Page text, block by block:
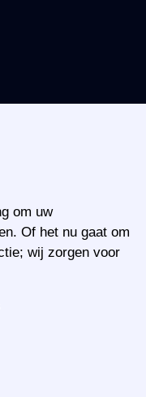
om uw
Of het nu gaat om
wij zorgen voor